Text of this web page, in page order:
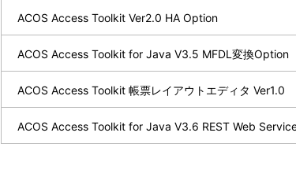
ACOS Access Toolkit Ver2.0 HA Option
ACOS Access Toolkit for Java V3.5 MFDL変換Option
ACOS Access Toolkit 帳票レイアウトエディタ Ver1.0
ACOS Access Toolkit for Java V3.6 REST Web